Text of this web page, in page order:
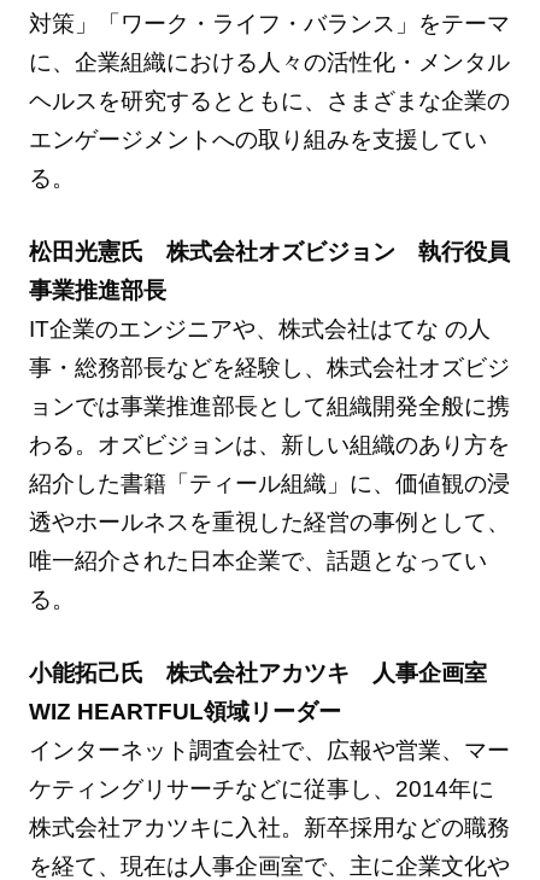
対策」「ワーク・ライフ・バランス」をテーマ
に、企業組織における人々の活性化・メンタル
ヘルスを研究するとともに、さまざまな企業の
エンゲージメントへの取り組みを支援してい
る。
松田光憲氏 株式会社オズビジョン 執行役員
事業推進部長
IT企業のエンジニアや、株式会社はてな の人
事・総務部長などを経験し、株式会社オズビジ
ョンでは事業推進部長として組織開発全般に携
わる。オズビジョンは、新しい組織のあり方を
紹介した書籍「ティール組織」に、価値観の浸
透やホールネスを重視した経営の事例として、
唯一紹介された日本企業で、話題となってい
る。
小能拓己氏 株式会社アカツキ 人事企画室
WIZ HEARTFUL領域リーダー
インターネット調査会社で、広報や営業、マー
ケティングリサーチなどに従事し、2014年に
株式会社アカツキに入社。新卒採用などの職務
を経て、現在は人事企画室で、主に企業文化や